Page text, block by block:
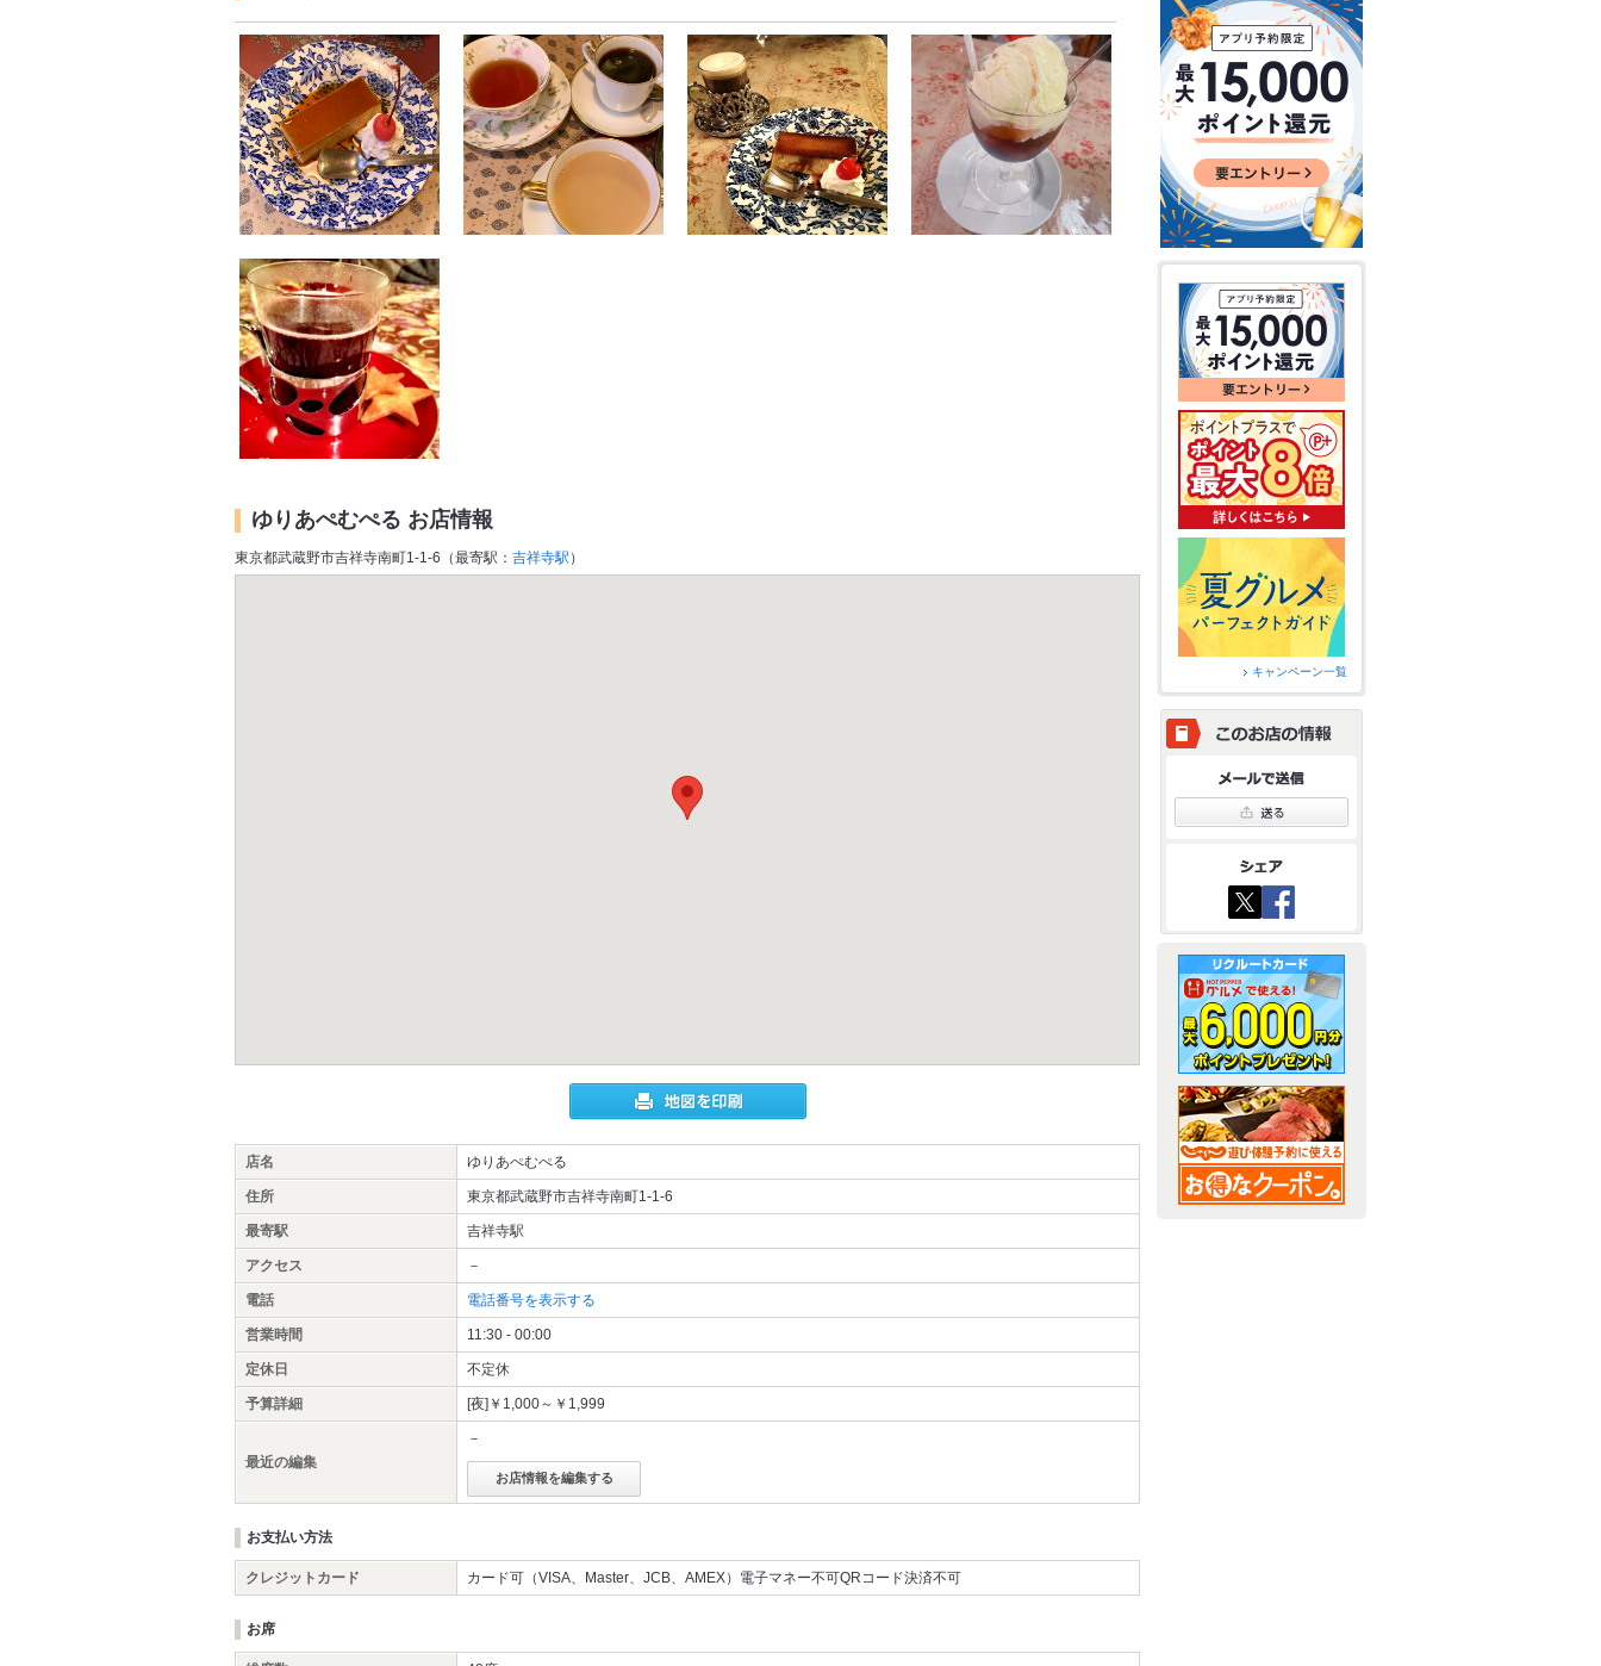
ゆりあぺむぺる お店情報
東京都武蔵野市吉祥寺南町1-1-6（最寄駅： 吉祥寺駅 ）
店名 ゆりあぺむぺる
住所 東京都武蔵野市吉祥寺南町1-1-6
最寄駅 吉祥寺駅
アクセス －
電話 電話番号を表示する
営業時間 11:30 - 00:00
定休日 不定休
予算詳細 [夜]￥1,000～￥1,999
最近の編集
－
お店情報を編集する
お支払い方法
クレジットカード カード可（VISA、Master、JCB、AMEX）電子マネー不可QRコード決済不可
お席
キャンペーン一覧